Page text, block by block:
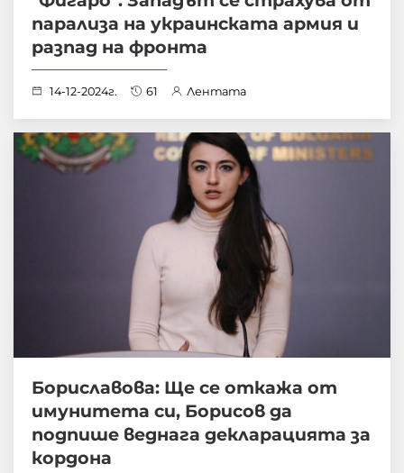
парализа на украинската армия и
разпад на фронта
14-12-2024г. 61 Лентата
Бориславова: Ще се откажа от
имунитета си, Борисов да
подпише веднага декларацията за
кордона